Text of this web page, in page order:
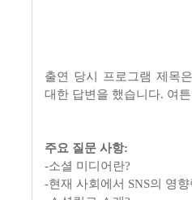
출연 당시 프로그램 제목
대한 답변을 했습니다. 여
주요 질문 사항:
-소셜 미디어란?
-현재 사회에서 SNS의 영향